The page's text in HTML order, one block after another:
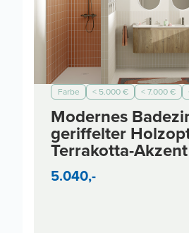
Farbe < 5.000 € < 7.000 €
Modernes
geriffelter
Terrakotta-Akzent
5.040,-